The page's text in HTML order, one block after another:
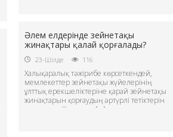
Әлем елдерінде зейнетақы
жинақтары қалай қорғалады?
23-Шілде 116
Халықаралық тәжірибе көрсеткендей,
мемлекеттер зейнетақы жүйелерінің
ұлттық ерекшеліктеріне қарай зейнетақы
жинақтарын қорғаудың әртүрлі тетіктерін
қолданады.Көптеген […]